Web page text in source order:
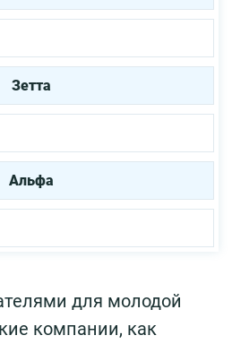
Зетта
Альфа
для молодой
компании, как